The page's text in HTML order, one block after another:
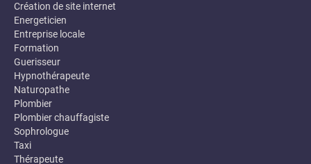
Création de site internet
Energeticien
Entreprise locale
Formation
Guerisseur
Hypnothérapeute
Naturopathe
Plombier
Plombier chauffagiste
Sophrologue
Taxi
Thérapeute